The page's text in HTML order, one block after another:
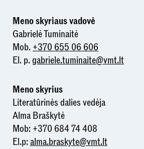
Meno skyriaus vadovė
Gabrielė Tuminaitė
Mob.+370 655 06 606
El. p.gabriele.tuminaite@vmt.lt
Meno skyrius
Literatūrinės dalies vedėja
Alma Braškytė
Mob: +370 684 74 408
El.p:alma.braskyte@vmt.lt